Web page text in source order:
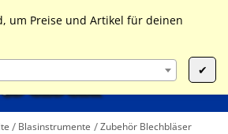
um Preise und Artikel für deinen
✔
ist leer
Blasinstrumente
Zubehör Blechbläser